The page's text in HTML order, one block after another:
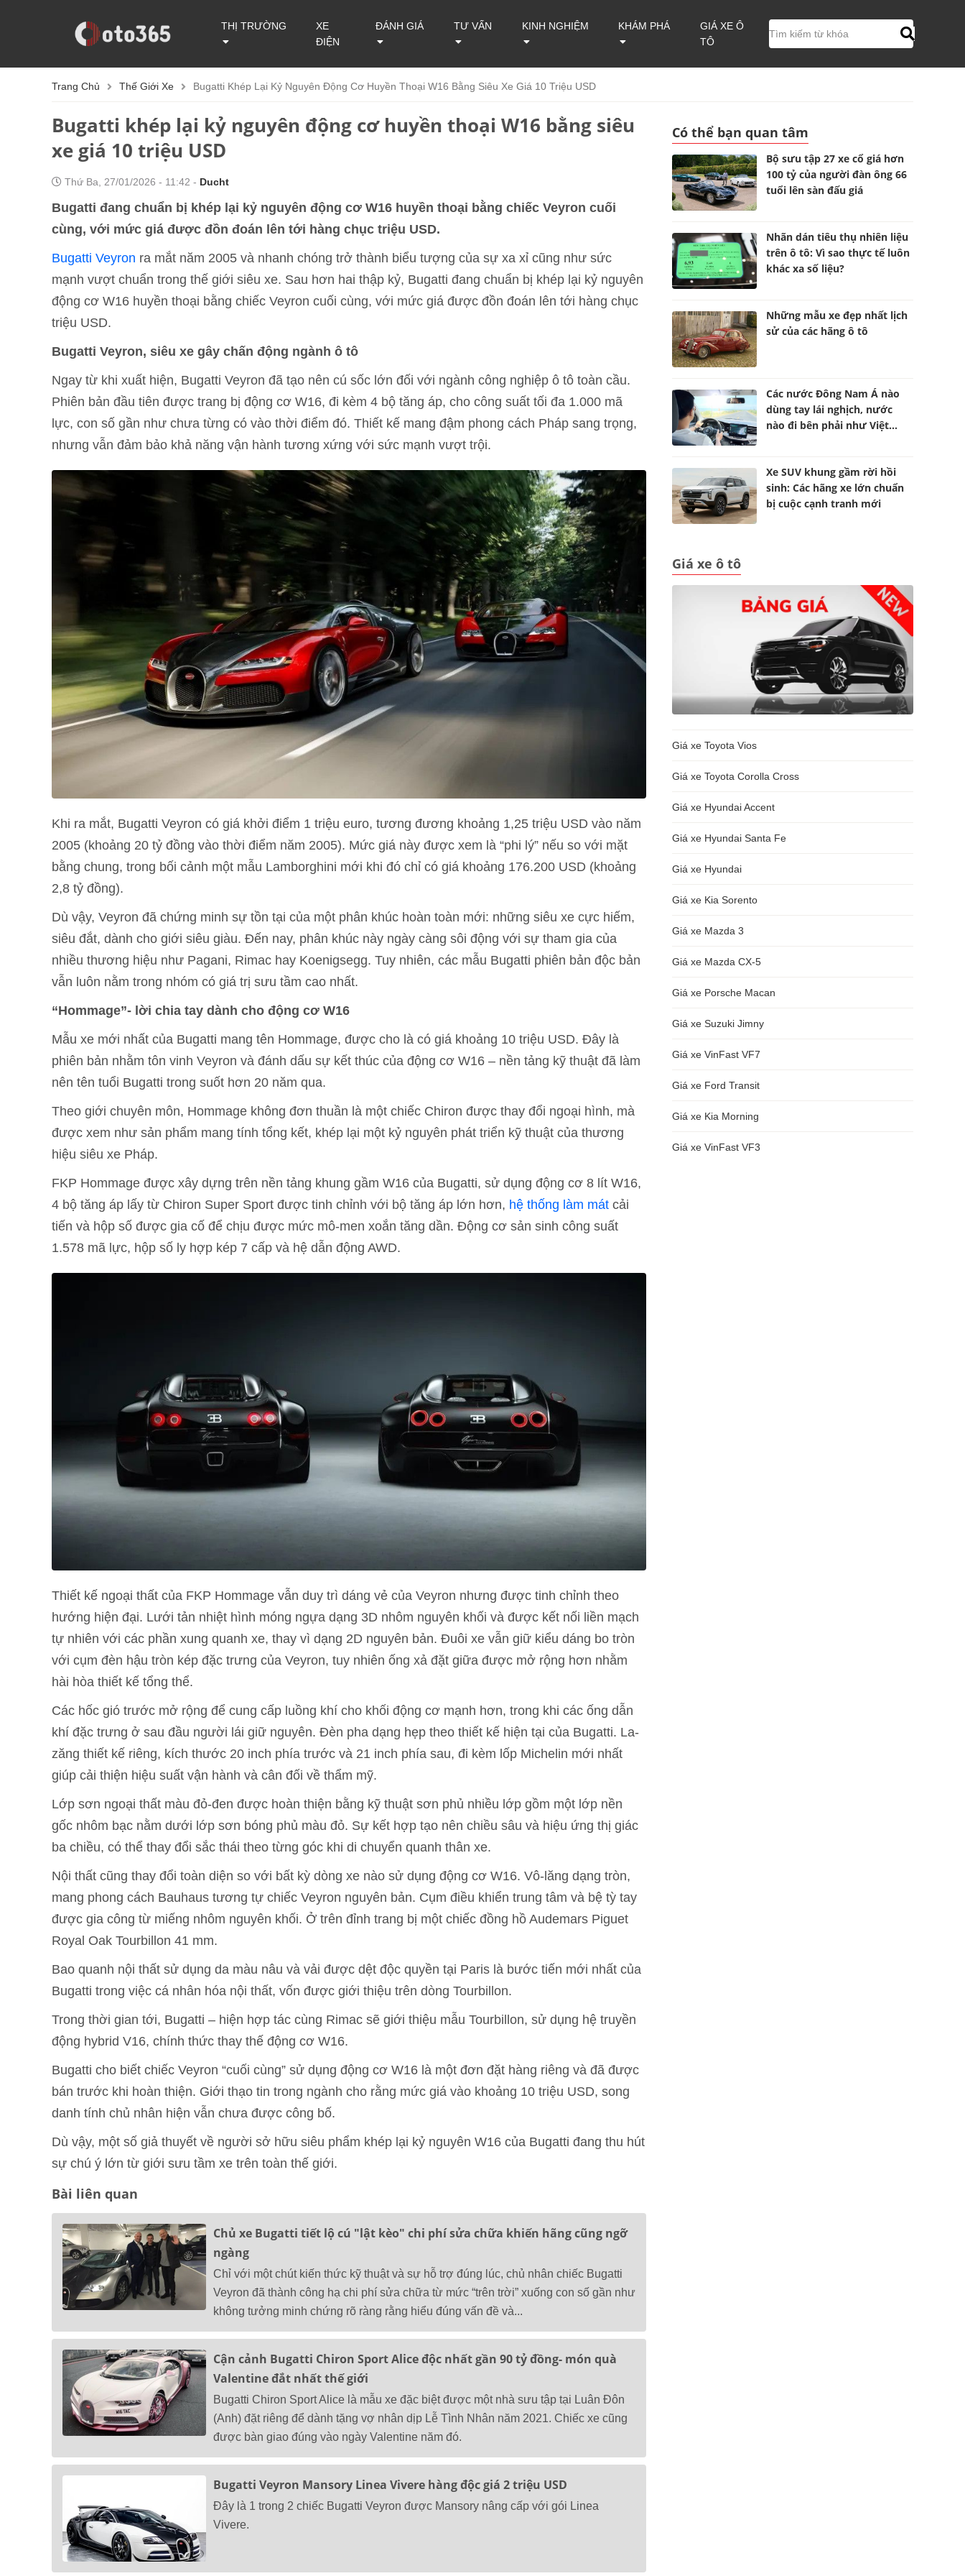
THỊ TRƯỜNG
XE
ĐIỆN
ĐÁNH GIÁ TƯ VẤN KINH NGHIỆM KHÁM PHÁ
GIÁ XE Ô
TÔ
Trang Chủ Thế Giới Xe Bugatti Khép Lại Kỷ Nguyên Động Cơ Huyền Thoại W16 Bằng Siêu Xe Giá 10 Triệu USD
Bugatti khép lại kỷ nguyên động cơ huyền thoại W16 bằng siêu
xe giá 10 triệu USD
Thứ Ba, 27/01/2026 - 11:42 - Ducht
Bugatti đang chuẩn bị khép lại kỷ nguyên động cơ W16 huyền thoại bằng chiếc Veyron cuối
cùng, với mức giá được đồn đoán lên tới hàng chục triệu USD.
Bugatti Veyron ra mắt năm 2005 và nhanh chóng trở thành biểu tượng của sự xa xỉ cũng như sức
mạnh vượt chuẩn trong thế giới siêu xe. Sau hơn hai thập kỷ, Bugatti đang chuẩn bị khép lại kỷ nguyên
động cơ W16 huyền thoại bằng chiếc Veyron cuối cùng, với mức giá được đồn đoán lên tới hàng chục
triệu USD.
Bugatti Veyron, siêu xe gây chấn động ngành ô tô
Ngay từ khi xuất hiện, Bugatti Veyron đã tạo nên cú sốc lớn đối với ngành công nghiệp ô tô toàn cầu.
Phiên bản đầu tiên được trang bị động cơ W16, đi kèm 4 bộ tăng áp, cho công suất tối đa 1.000 mã
lực, con số gần như chưa từng có vào thời điểm đó. Thiết kế mang đậm phong cách Pháp sang trọng,
nhưng vẫn đảm bảo khả năng vận hành tương xứng với sức mạnh vượt trội.
Khi ra mắt, Bugatti Veyron có giá khởi điểm 1 triệu euro, tương đương khoảng 1,25 triệu USD vào năm
2005 (khoảng 20 tỷ đồng vào thời điểm năm 2005). Mức giá này được xem là “phi lý” nếu so với mặt
bằng chung, trong bối cảnh một mẫu Lamborghini mới khi đó chỉ có giá khoảng 176.200 USD (khoảng
2,8 tỷ đồng).
Dù vậy, Veyron đã chứng minh sự tồn tại của một phân khúc hoàn toàn mới: những siêu xe cực hiếm,
siêu đắt, dành cho giới siêu giàu. Đến nay, phân khúc này ngày càng sôi động với sự tham gia của
nhiều thương hiệu như Pagani, Rimac hay Koenigsegg. Tuy nhiên, các mẫu Bugatti phiên bản độc bản
vẫn luôn nằm trong nhóm có giá trị sưu tầm cao nhất.
“Hommage”- lời chia tay dành cho động cơ W16
Mẫu xe mới nhất của Bugatti mang tên Hommage, được cho là có giá khoảng 10 triệu USD. Đây là
phiên bản nhằm tôn vinh Veyron và đánh dấu sự kết thúc của động cơ W16 – nền tảng kỹ thuật đã làm
nên tên tuổi Bugatti trong suốt hơn 20 năm qua.
Theo giới chuyên môn, Hommage không đơn thuần là một chiếc Chiron được thay đổi ngoại hình, mà
được xem như sản phẩm mang tính tổng kết, khép lại một kỷ nguyên phát triển kỹ thuật của thương
hiệu siêu xe Pháp.
FKP Hommage được xây dựng trên nền tảng khung gầm W16 của Bugatti, sử dụng động cơ 8 lít W16,
4 bộ tăng áp lấy từ Chiron Super Sport được tinh chỉnh với bộ tăng áp lớn hơn, hệ thống làm mát cải
tiến và hộp số được gia cố để chịu được mức mô-men xoắn tăng dần. Động cơ sản sinh công suất
1.578 mã lực, hộp số ly hợp kép 7 cấp và hệ dẫn động AWD.
Thiết kế ngoại thất của FKP Hommage vẫn duy trì dáng vẻ của Veyron nhưng được tinh chỉnh theo
hướng hiện đại. Lưới tản nhiệt hình móng ngựa dạng 3D nhôm nguyên khối và được kết nối liền mạch
tự nhiên với các phần xung quanh xe, thay vì dạng 2D nguyên bản. Đuôi xe vẫn giữ kiểu dáng bo tròn
với cụm đèn hậu tròn kép đặc trưng của Veyron, tuy nhiên ống xả đặt giữa được mở rộng hơn nhằm
hài hòa thiết kế tổng thể.
Các hốc gió trước mở rộng để cung cấp luồng khí cho khối động cơ mạnh hơn, trong khi các ống dẫn
khí đặc trưng ở sau đầu người lái giữ nguyên. Đèn pha dạng hẹp theo thiết kế hiện tại của Bugatti. La-
zăng thiết kế riêng, kích thước 20 inch phía trước và 21 inch phía sau, đi kèm lốp Michelin mới nhất
giúp cải thiện hiệu suất vận hành và cân đối về thẩm mỹ.
Lớp sơn ngoại thất màu đỏ-đen được hoàn thiện bằng kỹ thuật sơn phủ nhiều lớp gồm một lớp nền
gốc nhôm bạc nằm dưới lớp sơn bóng phủ màu đỏ. Sự kết hợp tạo nên chiều sâu và hiệu ứng thị giác
ba chiều, có thể thay đổi sắc thái theo từng góc khi di chuyển quanh thân xe.
Nội thất cũng thay đổi toàn diện so với bất kỳ dòng xe nào sử dụng động cơ W16. Vô-lăng dạng tròn,
mang phong cách Bauhaus tương tự chiếc Veyron nguyên bản. Cụm điều khiển trung tâm và bệ tỳ tay
được gia công từ miếng nhôm nguyên khối. Ở trên đỉnh trang bị một chiếc đồng hồ Audemars Piguet
Royal Oak Tourbillon 41 mm.
Bao quanh nội thất sử dụng da màu nâu và vải được dệt độc quyền tại Paris là bước tiến mới nhất của
Bugatti trong việc cá nhân hóa nội thất, vốn được giới thiệu trên dòng Tourbillon.
Trong thời gian tới, Bugatti – hiện hợp tác cùng Rimac sẽ giới thiệu mẫu Tourbillon, sử dụng hệ truyền
động hybrid V16, chính thức thay thế động cơ W16.
Bugatti cho biết chiếc Veyron “cuối cùng” sử dụng động cơ W16 là một đơn đặt hàng riêng và đã được
bán trước khi hoàn thiện. Giới thạo tin trong ngành cho rằng mức giá vào khoảng 10 triệu USD, song
danh tính chủ nhân hiện vẫn chưa được công bố.
Dù vậy, một số giả thuyết về người sở hữu siêu phẩm khép lại kỷ nguyên W16 của Bugatti đang thu hút
sự chú ý lớn từ giới sưu tầm xe trên toàn thế giới.
Bài liên quan
Chủ xe Bugatti tiết lộ cú "lật kèo" chi phí sửa chữa khiến hãng cũng ngỡ
ngàng
Chỉ với một chút kiến thức kỹ thuật và sự hỗ trợ đúng lúc, chủ nhân chiếc Bugatti
Veyron đã thành công hạ chi phí sửa chữa từ mức “trên trời” xuống con số gần như
không tưởng minh chứng rõ ràng rằng hiểu đúng vấn đề và...
Cận cảnh Bugatti Chiron Sport Alice độc nhất gần 90 tỷ đồng- món quà
Valentine đắt nhất thế giới
Bugatti Chiron Sport Alice là mẫu xe đặc biệt được một nhà sưu tập tại Luân Đôn
(Anh) đặt riêng để dành tặng vợ nhân dịp Lễ Tình Nhân năm 2021. Chiếc xe cũng
được bàn giao đúng vào ngày Valentine năm đó.
Bugatti Veyron Mansory Linea Vivere hàng độc giá 2 triệu USD
Đây là 1 trong 2 chiếc Bugatti Veyron được Mansory nâng cấp với gói Linea
Vivere.
Có thể bạn quan tâm
Bộ sưu tập 27 xe cổ giá hơn
100 tỷ của người đàn ông 66
tuổi lên sàn đấu giá
Nhãn dán tiêu thụ nhiên liệu
trên ô tô: Vì sao thực tế luôn
khác xa số liệu?
Những mẫu xe đẹp nhất lịch
sử của các hãng ô tô
Các nước Đông Nam Á nào
dùng tay lái nghịch, nước
nào đi bên phải như Việt
Xe SUV khung gầm rời hồi
sinh: Các hãng xe lớn chuẩn
bị cuộc cạnh tranh mới
Giá xe ô tô
Giá xe Toyota Vios
Giá xe Toyota Corolla Cross
Giá xe Hyundai Accent
Giá xe Hyundai Santa Fe
Giá xe Hyundai
Giá xe Kia Sorento
Giá xe Mazda 3
Giá xe Mazda CX-5
Giá xe Porsche Macan
Giá xe Suzuki Jimny
Giá xe VinFast VF7
Giá xe Ford Transit
Giá xe Kia Morning
Giá xe VinFast VF3